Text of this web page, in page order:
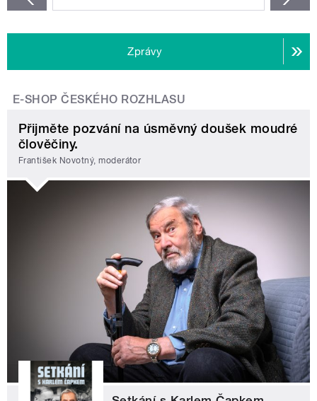
Zprávy
E-SHOP ČESKÉHO ROZHLASU
Přijměte pozvání na úsměvný doušek moudré
člověčiny.
František Novotný, moderátor